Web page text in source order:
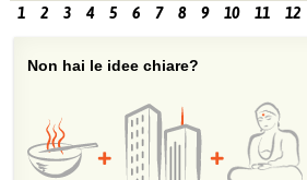
1 2 3 4 5 6 7 8 9 10 11 12
Non hai le idee chiare?